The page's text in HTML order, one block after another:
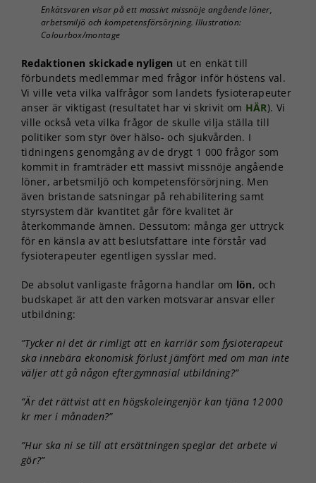
Enkätsvaren visar på ett massivt missnöje angående löner,
arbetsmiljö och kompetensförsörjning. Illustration:
Colourbox/montage
Redaktionen skickade nyligen ut en enkät till
förbundets medlemmar med frågor inför höstens val.
Vi ville veta vilka valfrågor som landets fysioterapeuter
anser är viktigast (resultatet har vi skrivit om HÄR). Vi
ville också veta vilka frågor de skulle vilja ställa till
politiker som styr över hälso- och sjukvården. I
tidningens genomgång av de drygt 1 000 frågor som
kommit in framträder ett massivt missnöje angående
löner, arbetsmiljö och kompetensförsörjning. Men
även bristande satsningar på rehabilitering samt
styrsystem där kvantitet går före kvalitet är
återkommande ämnen. Dessutom: många ger uttryck
för en känsla av att beslutsfattare inte förstår vad
fysioterapeuter egentligen sysslar med.
De absolut vanligaste frågorna handlar om lön, och
budskapet är att den varken motsvarar ansvar eller
utbildning:
”Tycker ni det är rimligt att en karriär som fysioterapeut
ska innebära ekonomisk förlust jämfört med om man inte
väljer att gå någon eftergymnasial utbildning?”
”Är det rättvist att en högskoleingenjör kan tjäna 12 000
kr mer i månaden?”
”Hur ska ni se till att ersättningen speglar det arbete vi
gör?”